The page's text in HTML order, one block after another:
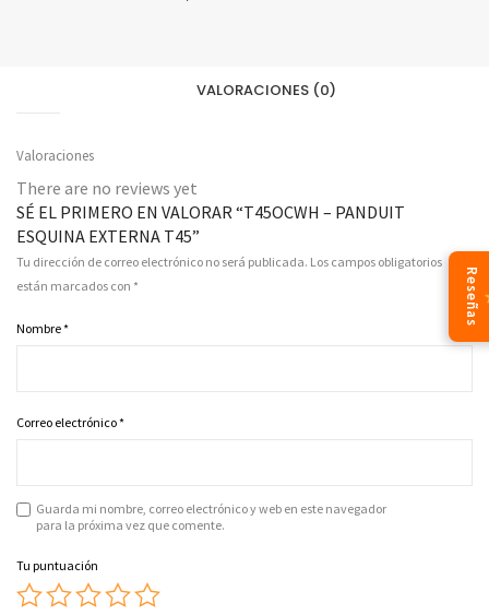
VALORACIONES (0)
Valoraciones
There are no reviews yet
SÉ EL PRIMERO EN VALORAR “T45OCWH – PANDUIT
ESQUINA EXTERNA T45”
Tu dirección de correo electrónico no será publicada. Los campos obligatorios
están marcados con *
Nombre*
Correo electrónico*
Guarda mi nombre, correo electrónico y web en este navegador
para la próxima vez que comente.
Tu puntuación
Reseñas